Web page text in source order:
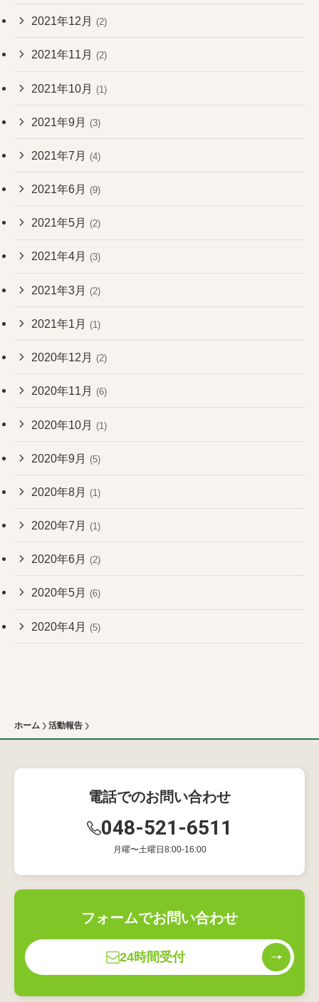
2021年12月 (2)
2021年11月 (2)
2021年10月 (1)
2021年9月 (3)
2021年7月 (4)
2021年6月 (9)
2021年5月 (2)
2021年4月 (3)
2021年3月 (2)
2021年1月 (1)
2020年12月 (2)
2020年11月 (6)
2020年10月 (1)
2020年9月 (5)
2020年8月 (1)
2020年7月 (1)
2020年6月 (2)
2020年5月 (6)
2020年4月 (5)
ホーム 活動報告
電話でのお問い合わせ
048-521-6511
月曜〜土曜日8:00-16:00
フォームでお問い合わせ
24時間受付